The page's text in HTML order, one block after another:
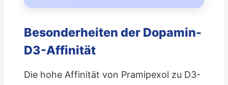
Besonderheiten der Dopamin-
D3-Affinität
Die hohe Affinität von Pramipexol zu D3-